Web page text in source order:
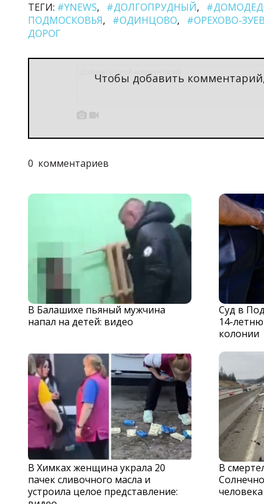
ТЕГИ: #YNEWS #ДОЛГОПРУДНЫЙ
ПОДМОСКОВЬЯ
#ОДИНЦОВО #ОРЕХОВО-
ДОРОГ
Чтобы добавить
 
0 комментариев
В Балашихе пьяный мужчина
напал на детей: видео
Суд в
14-
колонии
В Химках женщина украла 20
пачек сливочного масла и
устроила целое представление:
В
человека